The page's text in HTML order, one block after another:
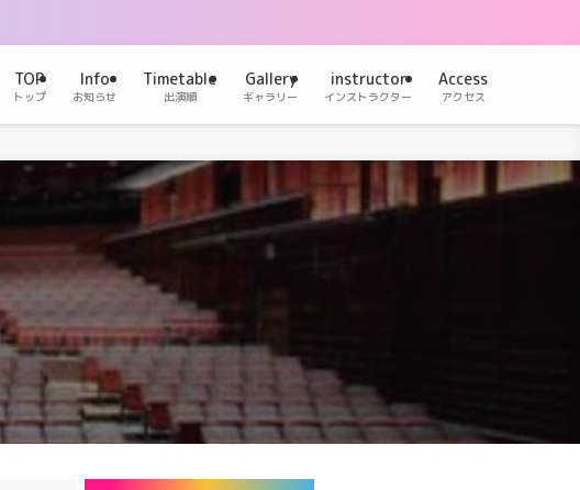
TOP
トップ
Info
お知らせ
Timetable
出演順
Gallery
ギャラリー
instructor
インストラクター
Access
アクセス